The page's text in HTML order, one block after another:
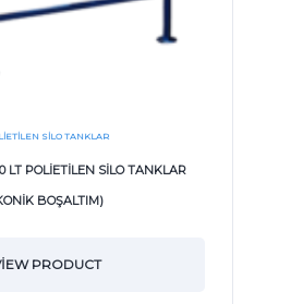
SILO TANKLAR
LT POLİETİLEN SİLO TANKLAR
BOŞALTIM)
PRODUCT